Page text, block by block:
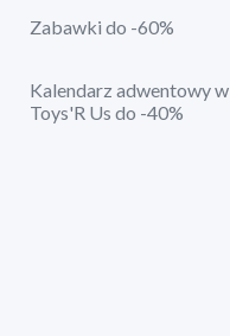
Zabawki do -60%
Kalendarz adwentowy w
Toys'R Us do -40%